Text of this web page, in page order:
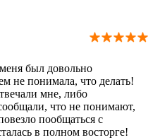
был довольно
не понимала, что делать!
мне, либо
что не понимают,
пообщаться с
в полном восторге!